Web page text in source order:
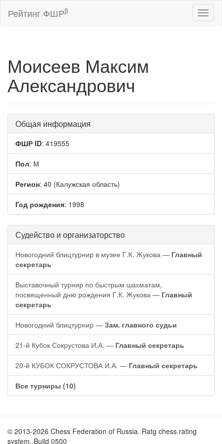
Рейтинг ФШРβ
Моисеев Максим
Александрович
Общая информация
ФШР ID: 419555
Пол: М
Регион: 40 (Калужская область)
Год рождения: 1998
Судейство и организаторство
Новогодний блицтурнир в музее Г.К. Жукова — Главный
секретарь
Выставочный турнир по быстрым шахматам,
посвященный дню рождения Г.К. Жукова — Главный
секретарь
Новогодний блицтурнир — Зам. главного судьи
21-й Кубок Сокрустова И.А. — Главный секретарь
20-й КУБОК СОКРУСТОВА И.А. — Главный секретарь
Все турниры (10)
© 2013-2026 Chess Federation of Russia. Ratg chess rating
system. Build 0500